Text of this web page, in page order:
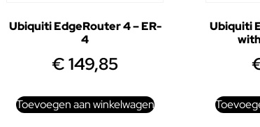
Ubiquiti EdgeRouter 4 – ER-
4
€149,85
Toevoegen aan winkelwagen
Ubiquiti